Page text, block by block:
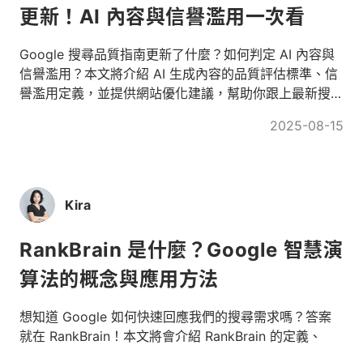
更新！AI 內容與信譽濫用一次看
Google 搜尋品質指南更新了什麼？如何判定 AI 內容與
信譽濫用？本文將介紹 AI 生成內容的品質評估標準、信
譽濫用定義，並提供網站優化建議，幫助你跟上最新搜尋
2025-08-15
Kira
RankBrain 是什麼？Google 智慧演
算法的概念與應用方法
想知道 Google 如何快速回應我們的搜尋需求嗎？答案
就在 RankBrain！本文將會介紹 RankBrain 的定義、